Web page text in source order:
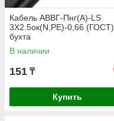
Кабель АВВГ-Пнг(А)-LS
3Х2.5ок(N,РЕ)-0,66 (ГОСТ)
бухта
В наличии
151 ₸
Купить